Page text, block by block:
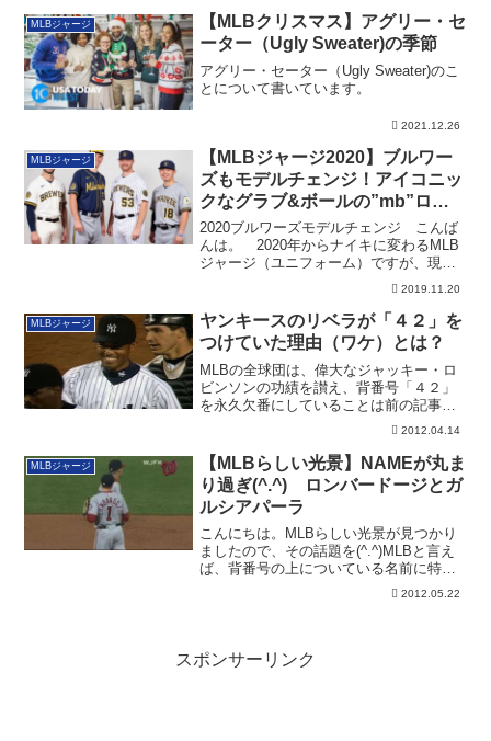
MLBジャージ
【MLBクリスマス】アグリー・セ
ーター（Ugly Sweater)の季節
アグリー・セーター（Ugly Sweater)のこ
とについて書いています。
2021.12.26
MLBジャージ
【MLBジャージ2020】ブルワー
ズもモデルチェンジ！アイコニッ
クなグラブ&ボールの”mb”ロゴ
を強調へ
2020ブルワーズモデルチェンジ こんば
んは。 2020年からナイキに変わるMLB
ジャージ（ユニフォーム）ですが、現地
2019.11.20
MLBジャージ
ヤンキースのリベラが「４２」を
つけていた理由（ワケ）とは？
MLBの全球団は、偉大なジャッキー・ロ
ビンソンの功績を讃え、背番号「４２」
を永久欠番にしていることは前の記事に
2012.04.14
MLBジャージ
【MLBらしい光景】NAMEが丸ま
り過ぎ(^.^) ロンバードージとガ
ルシアパーラ
こんにちは。MLBらしい光景が見つかり
ましたので、その話題を(^.^)MLBと言え
ば、背番号の上についている名前に特色
2012.05.22
スポンサーリンク